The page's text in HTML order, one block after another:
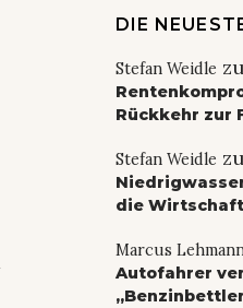
DIE
Stefan Weidle zu
Rückkehr zur
Stefan Weidle zu
die
Marcus
Autofahrer